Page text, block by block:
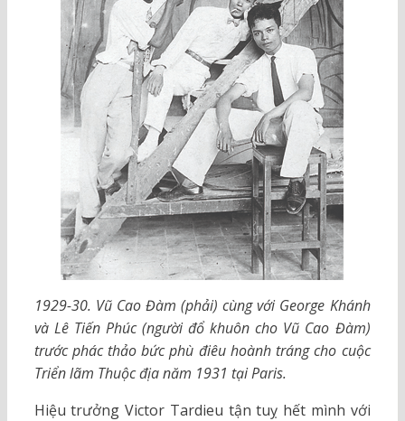
1929-30. Vũ Cao Đàm (phải) cùng với George Khánh
và Lê Tiến Phúc (người đổ khuôn cho Vũ Cao Đàm)
trước phác thảo bức phù điêu hoành tráng cho cuộc
Triển lãm Thuộc địa năm 1931 tại Paris.
Hiệu trưởng Victor Tardieu tận tuỵ hết mình với